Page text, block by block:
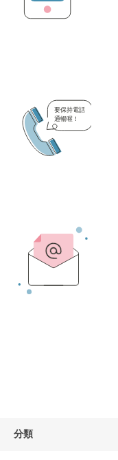
分類